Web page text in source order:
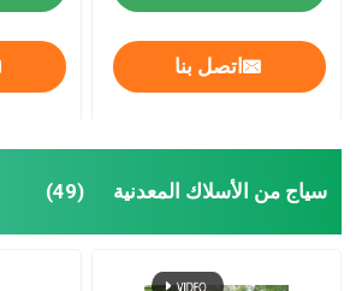
اتصل بنا
سياج من الأسلاك المعدنية (49)